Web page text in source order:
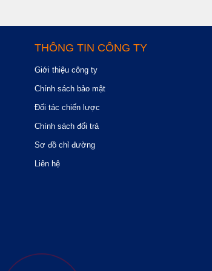
THÔNG TIN CÔNG TY
Giới thiệu công ty
Chính sách bảo mật
Đối tác chiến lược
Chính sách đổi trả
Sơ đồ chỉ đường
Liên hệ